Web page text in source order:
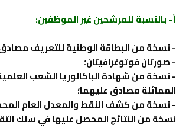
أ- بالنسبة للمرشحين غير الموظفين:
- نسخة من البطاقة الوطنية للتعريف مصادق
- صورتان فوتوغرافيتان؛
- نسخة من شهادة الباكالوريا الشعب
المماثلة مصادق عليهما؛
- نسخة من كشف النقط والمعدل العام
نسخة من النتائج المحصل عليها في سلك